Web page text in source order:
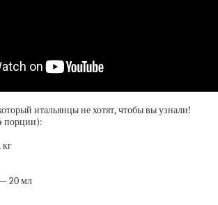
итальянцы не хотят, чтобы вы узнали!
порции):
20 мл